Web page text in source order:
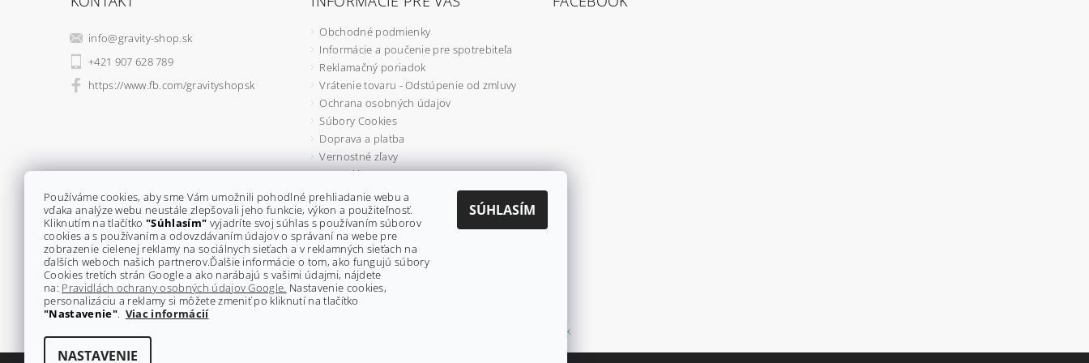
info@gravity-shop.sk
+421 907 628 789
https://www.fb.com/gravityshopsk
Obchodné podmienky
Informácie a poučenie pre spotrebiteľa
Reklamačný poriadok
Vrátenie tovaru - Odstúpenie od zmluvy
Ochrana osobných údajov
Súbory Cookies
Doprava a platba
Vernostné zľavy
Formuláre
Kontakty
Shoptet.sk
Používáme cookies, aby sme Vám umožnili pohodlné prehliadanie webu a
vďaka analýze webu neustále zlepšovali jeho funkcie, výkon a použiteľnosť.
Kliknutím na tlačítko"Súhlasím" vyjadríte svoj súhlas s používaním súborov
cookies a s používaním a odovzdávaním údajov o správaní na webe pre
zobrazenie cielenej reklamy na sociálnych sieťach a v reklamných sieťach na
ďalších weboch našich partnerov.Ďalšie informácie o tom, ako fungujú súbory
Cookies tretích strán Google a ako narábajú s vašimi údajmi, nájdete
na: Pravidlách ochrany osobných údajov Google. Nastavenie cookies,
personalizáciu a reklamy si môžete zmeniť po kliknutí na tlačítko
"Nastavenie". Viac informácií
NASTAVENIE
SÚHLASÍM